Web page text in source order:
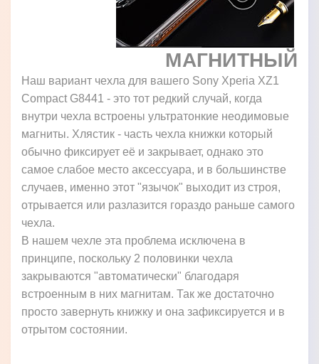
МАГНИТНЫЙ
Наш вариант чехла для вашего Sony Xperia XZ1
Compact G8441 - это тот редкий случай, когда
внутри чехла встроены ультратонкие неодимовые
магниты. Хлястик - часть чехла книжки который
обычно фиксирует её и закрывает, однако это
самое слабое место аксессуара, и в большинстве
случаев, именно этот "язычок" выходит из строя,
отрывается или разлазится гораздо раньше самого
чехла.
В нашем чехле эта проблема исключена в
принципе, поскольку 2 половинки чехла
закрываются "автоматически" благодаря
встроенным в них магнитам. Так же достаточно
просто завернуть книжку и она зафиксируется и в
отрытом состоянии.